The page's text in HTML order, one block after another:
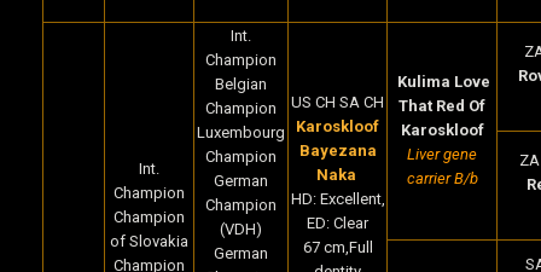
Int.
Champion
Champion
of Slovakia
Champion
Int.
Champion
Belgian
Champion
Luxembourg
Champion
German
Champion
(VDH)
German
US CH SA CH
Karoskloof
Bayezana
Naka
HD: Excellent,
ED: Clear
67 cm,Full
Kulima Love
That Red Of
Karoskloof
Liver gene
carrier B/b